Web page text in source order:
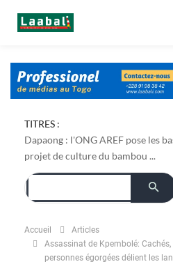
TITRES :
Dapaong : l'ONG AREF pose les
projet de culture du bambou ...
Accueil
Articles
Assassinat de Kpembolé:
personnes égorgées délient les